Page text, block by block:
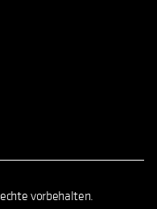
vorbehalten.